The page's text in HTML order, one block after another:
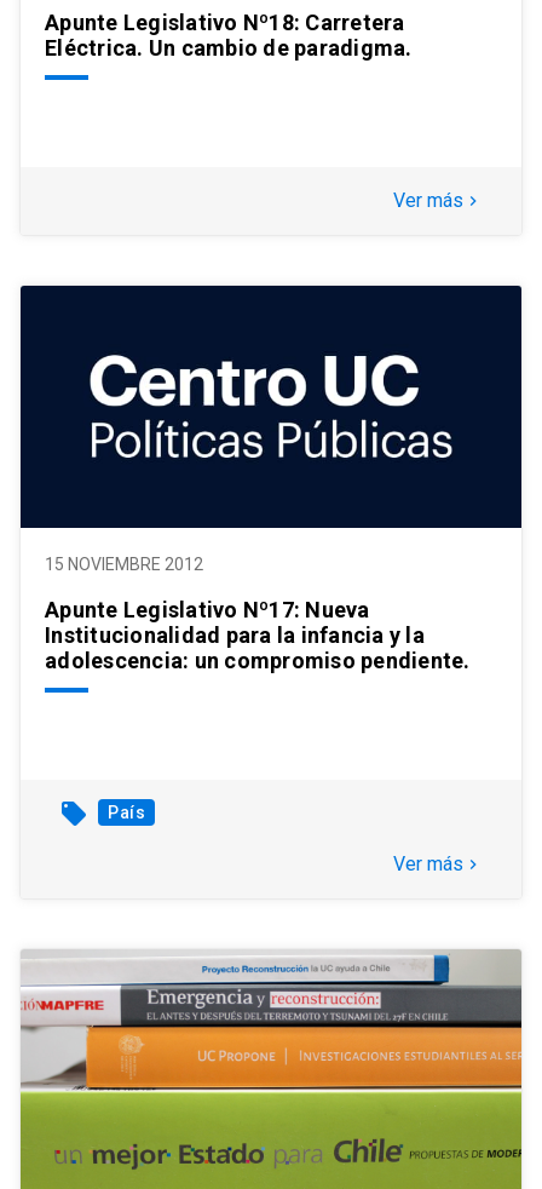
Apunte Legislativo Nº18: Carretera
Eléctrica. Un cambio de paradigma.
Ver más keyboard_arrow_right
15 NOVIEMBRE 2012
Apunte Legislativo Nº17: Nueva
Institucionalidad para la infancia y la
adolescencia: un compromiso pendiente.
local_offer País
Ver más keyboard_arrow_right